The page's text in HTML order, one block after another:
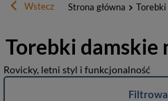
Wstecz Strona główna Torebki
Torebki damskie
Rovicky, letni styl i funkcjonalność